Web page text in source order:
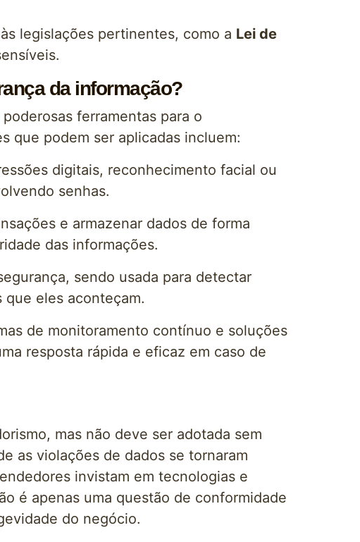
legislações pertinentes, como a Lei de
da informação?
ferramentas para o
que podem ser aplicadas incluem:
digitais, reconhecimento facial ou
senhas.
e armazenar dados de forma
das informações.
sendo usada para detectar
eles aconteçam.
de monitoramento contínuo e soluções
resposta rápida e eficaz em caso de
mas não deve ser adotada sem
as violações de dados se tornaram
invistam em tecnologias e
é apenas uma questão de conformidade
do negócio.